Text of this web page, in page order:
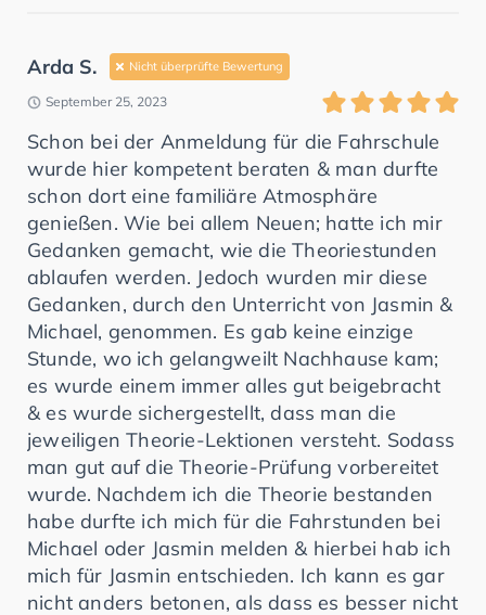
Arda S. Nicht überprüfte Bewertung
September 25, 2023
Schon bei der Anmeldung für die Fahrschule
wurde hier kompetent beraten & man durfte
schon dort eine familiäre Atmosphäre
genießen. Wie bei allem Neuen; hatte ich mir
Gedanken gemacht, wie die Theoriestunden
ablaufen werden. Jedoch wurden mir diese
Gedanken, durch den Unterricht von Jasmin &
Michael, genommen. Es gab keine einzige
Stunde, wo ich gelangweilt Nachhause kam;
es wurde einem immer alles gut beigebracht
& es wurde sichergestellt, dass man die
jeweiligen Theorie-Lektionen versteht. Sodass
man gut auf die Theorie-Prüfung vorbereitet
wurde. Nachdem ich die Theorie bestanden
habe durfte ich mich für die Fahrstunden bei
Michael oder Jasmin melden & hierbei hab ich
mich für Jasmin entschieden. Ich kann es gar
nicht anders betonen, als dass es besser nicht